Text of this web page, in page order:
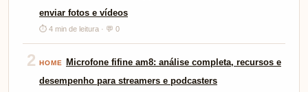
enviar fotos e vídeos
⏱ 4 min de leitura · 💬 0
2 HOME
Microfone fifine am8: análise completa, recursos e
desempenho para streamers e podcasters